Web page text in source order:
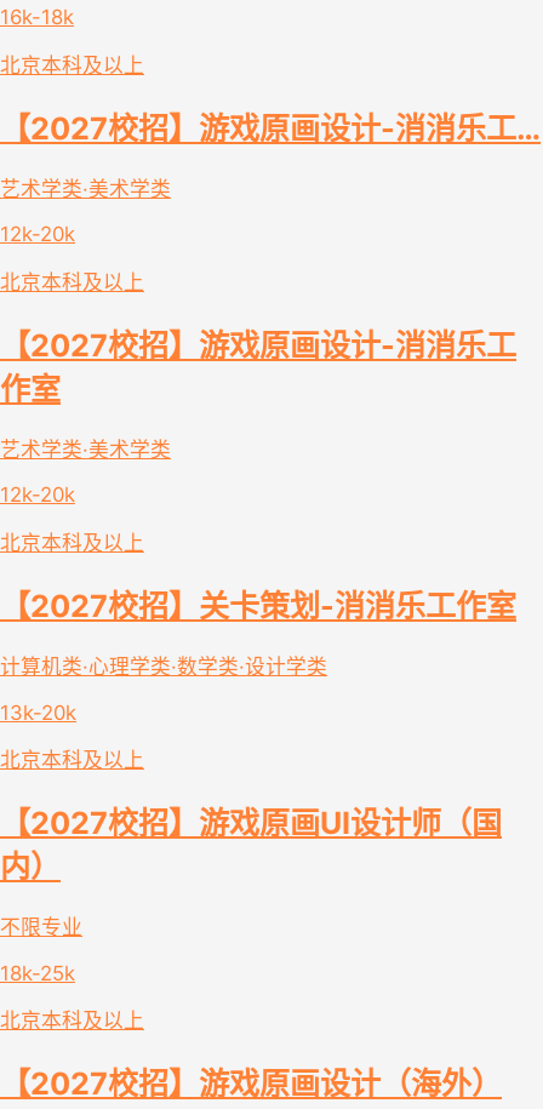
16k-18k
北京本科及以上
【2027校招】游戏原画设计-消消乐工…
艺术学类·美术学类
12k-20k
北京本科及以上
【2027校招】游戏原画设计-消消乐工
作室
艺术学类·美术学类
12k-20k
北京本科及以上
【2027校招】关卡策划-消消乐工作室
计算机类·心理学类·数学类·设计学类
13k-20k
北京本科及以上
【2027校招】游戏原画UI设计师（国
内）
不限专业
18k-25k
北京本科及以上
【2027校招】游戏原画设计（海外）